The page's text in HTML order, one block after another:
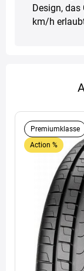
Design,
km/h
Premiumklasse
Action %